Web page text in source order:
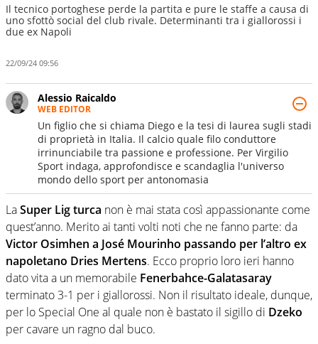
Il tecnico portoghese perde la partita e pure le staffe a causa di
uno sfottò social del club rivale. Determinanti tra i giallorossi i
due ex Napoli
22/09/24 09:56
Alessio Raicaldo
WEB EDITOR
Un figlio che si chiama Diego e la tesi di laurea sugli stadi
di proprietà in Italia. Il calcio quale filo conduttore
irrinunciabile tra passione e professione. Per Virgilio
Sport indaga, approfondisce e scandaglia l'universo
mondo dello sport per antonomasia
LaSuper Lig turca non è mai stata così appassionante come
quest’anno. Merito ai tanti volti noti che ne fanno parte: da
Victor Osimhen a José Mourinho passando per l’altro ex
napoletano Dries Mertens. Ecco proprio loro ieri hanno
dato vita a un memorabile Fenerbahce-Galatasaray
terminato 3-1 per i giallorossi. Non il risultato ideale, dunque,
per lo Special One al quale non è bastato il sigillo di Dzeko
per cavare un ragno dal buco.